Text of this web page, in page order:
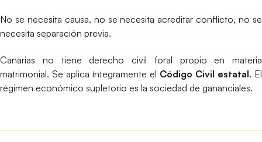
No se necesita causa, no se necesita acreditar conflicto, no se
necesita separación previa.
Canarias no tiene derecho civil foral propio en materia
matrimonial. Se aplica íntegramente el Código Civil estatal. El
régimen económico supletorio es la sociedad de gananciales.